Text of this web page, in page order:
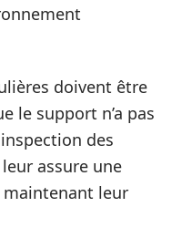
doivent être
le support n’a pas
des
assure une
leur